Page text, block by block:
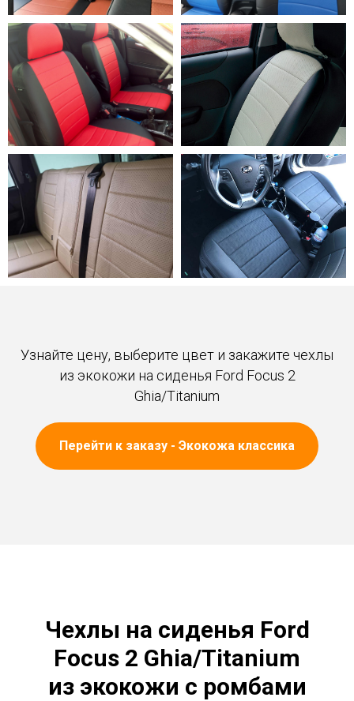
Узнайте цену, выберите цвет и закажите чехлы
из экокожи на сиденья Ford Focus 2
Ghia/Titanium
Перейти к заказу - Экокожа классика
Чехлы на сиденья Ford
Focus 2 Ghia/Titanium
из экокожи с ромбами